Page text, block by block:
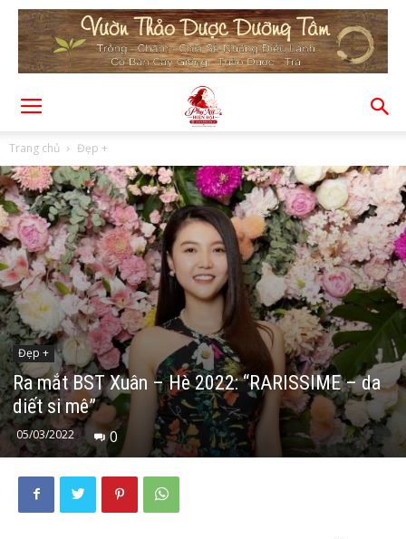
Trang chủ Đẹp +
Đẹp +
Ra mắt BST Xuân – Hè 2022: “RARISSIME – da
diết si mê”
05/03/2022 0